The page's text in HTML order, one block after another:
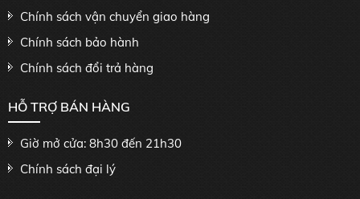
Chính sách vận chuyển giao hàng
Chính sách bảo hành
Chính sách đổi trả hàng
HỖ TRỢ BÁN HÀNG
Giờ mở cửa: 8h30 đến 21h30
Chính sách đại lý